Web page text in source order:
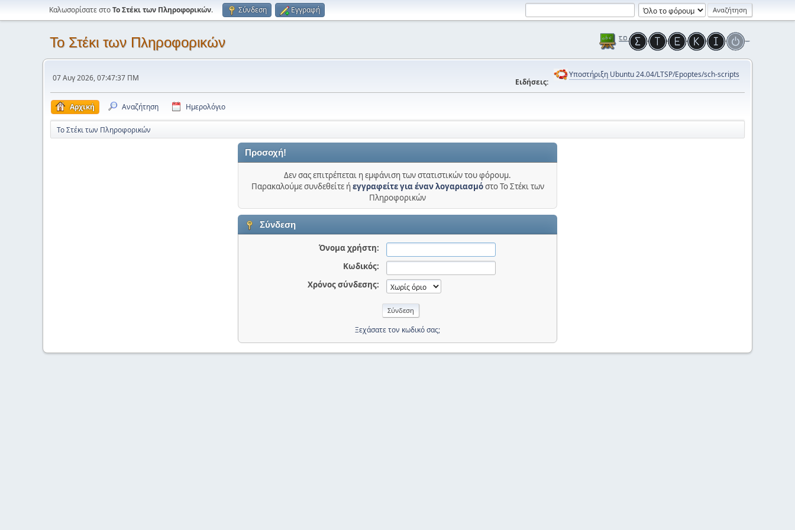
Καλωσορίσατε στοΤο Στέκι των Πληροφορικών. Σύνδεση Εγγραφή
Το Στέκι των Πληροφορικών
07 Αυγ 2026, 07:47:37 ΠΜ Ειδήσεις:
Υποστήριξη Ubuntu 24.04/LTSP/Epoptes/sch-scripts
Αρχική Αναζήτηση Ημερολόγιο
Το Στέκι των Πληροφορικών
Προσοχή!
Δεν σας επιτρέπεται η εμφάνιση των στατιστικών του φόρουμ.
Παρακαλούμε συνδεθείτε ήεγγραφείτε για έναν λογαριασμόστο Το Στέκι των
Πληροφορικών
Σύνδεση
Όνομα χρήστη:
Κωδικός:
Χρόνος σύνδεσης:
Ξεχάσατε τον κωδικό σας;